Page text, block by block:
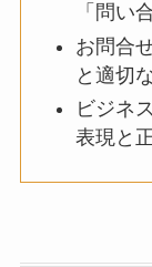
「問い
お問合
と適切
ビジネ
表現と